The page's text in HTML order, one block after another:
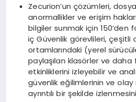
Zecurion’un çözümleri,
anormallikler ve erişim hakları
bilgiler sunmak için 150’den
iç Güvenlik görevlileri, çeşitli
ortamlarındaki (yerel
paylaşılan klasörler ve daha
etkinliklerini izleyebilir ve
güvenlik eğilimlerinin ve
ayrıntılı bir şekilde